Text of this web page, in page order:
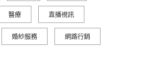
醫療 直播視訊
婚紗服務 網路行銷